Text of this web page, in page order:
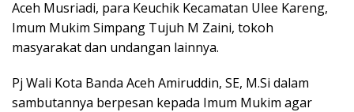
Aceh Musriadi, para Keuchik Kecamatan Ulee Kareng,
Imum Mukim Simpang Tujuh M Zaini, tokoh
masyarakat dan undangan lainnya.
Pj Wali Kota Banda Aceh Amiruddin, SE, M.Si dalam
sambutannya berpesan kepada Imum Mukim agar